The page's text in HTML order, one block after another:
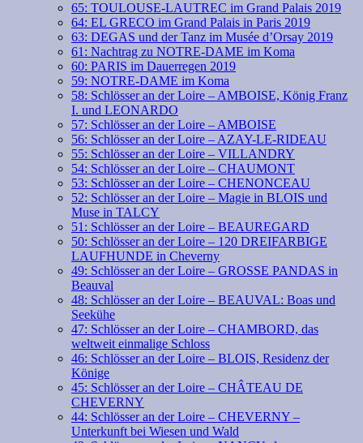
65: TOULOUSE-LAUTREC im Grand Palais 2019
64: EL GRECO im Grand Palais in Paris 2019
63: DEGAS und der Tanz im Musée d’Orsay 2019
61: Nachtrag zu NOTRE-DAME im Koma
60: PARIS im Dauerregen 2019
59: NOTRE-DAME im Koma
58: Schlösser an der Loire – AMBOISE, König Franz
I. und LEONARDO
57: Schlösser an der Loire – AMBOISE
56: Schlösser an der Loire – AZAY-LE-RIDEAU
55: Schlösser an der Loire – VILLANDRY
54: Schlösser an der Loire – CHAUMONT
53: Schlösser an der Loire – CHENONCEAU
52: Schlösser an der Loire – Magie in BLOIS und
Muse in TALCY
51: Schlösser an der Loire – BEAUREGARD
50: Schlösser an der Loire – 120 DREIFARBIGE
LAUFHUNDE in Cheverny
49: Schlösser an der Loire – GROSSE PANDAS in
Beauval
48: Schlösser an der Loire – BEAUVAL: Boas und
Seekühe
47: Schlösser an der Loire – CHAMBORD, das
weltweit einmalige Schloss
46: Schlösser an der Loire – BLOIS, Residenz der
Könige
45: Schlösser an der Loire – CHÂTEAU DE
CHEVERNY
44: Schlösser an der Loire – CHEVERNY –
Unterkunft bei Wiesen und Wald